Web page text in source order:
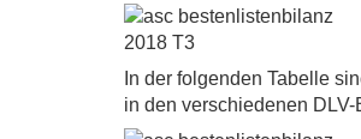
In der folgenden Tabelle
in den verschiedenen